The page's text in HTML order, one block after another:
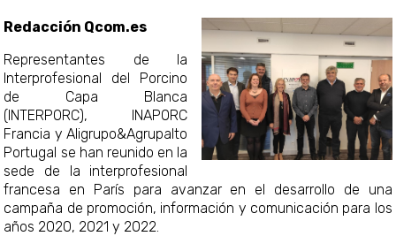
Redacción Qcom.es
Representantes de la
Interprofesional del Porcino
de Capa Blanca
(INTERPORC), INAPORC
Francia y Aligrupo&Agrupalto
Portugal se han reunido en la
sede de la interprofesional
francesa en París para avanzar en el desarrollo de una
campaña de promoción, información y comunicación para los
años 2020, 2021 y 2022.